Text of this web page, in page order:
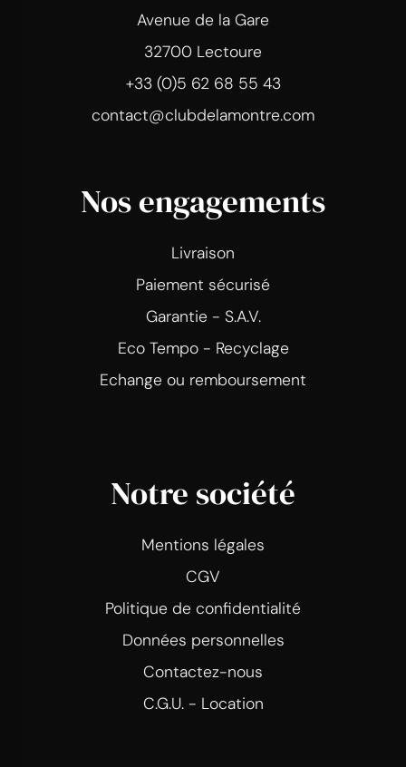
Avenue de la Gare
32700 Lectoure
+33 (0)5 62 68 55 43
contact@clubdelamontre.com
Nos engagements
Livraison
Paiement sécurisé
Garantie - S.A.V.
Eco Tempo - Recyclage
Echange ou remboursement
Notre société
Mentions légales
CGV
Politique de confidentialité
Données personnelles
Contactez-nous
C.G.U. - Location